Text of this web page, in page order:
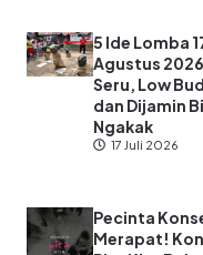
5 Ide Lomba
Agustus
Seru, Low
dan Dijamin
Ngakak
17 Juli 2026
Pecinta
Merapat!